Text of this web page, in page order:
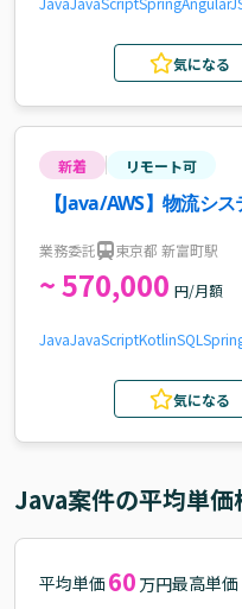
気になる
新着 リモート可
【Java/AWS】物流シ
業務委託 東京都 新富町駅
~ 570,000 円/月額
JavaJavaScriptKotlinSQL
気になる
Java案件の平均単価
平均単価 60 万円最高単価